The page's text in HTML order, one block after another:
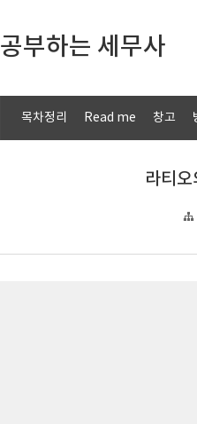
공부하는 세무사
목차정리 Read me 창고
라티